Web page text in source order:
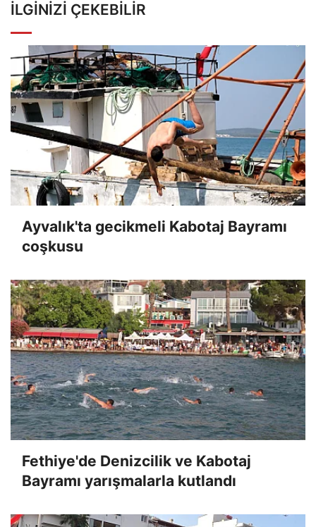
İLGINIZI ÇEKEBILIR
Ayvalık'ta gecikmeli Kabotaj Bayramı
coşkusu
Fethiye'de Denizcilik ve Kabotaj
Bayramı yarışmalarla kutlandı